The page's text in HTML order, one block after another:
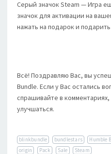
Серый значок Steam — Игра
значок для активации на
нажать на подарок и подарить
Всё! Поздравляю Вас, вы
Bundle. Если у Вас остались
спрашивайте в
улучшаться.
blinkbundle bundlestars Humble
origin
Pack Sale Steam